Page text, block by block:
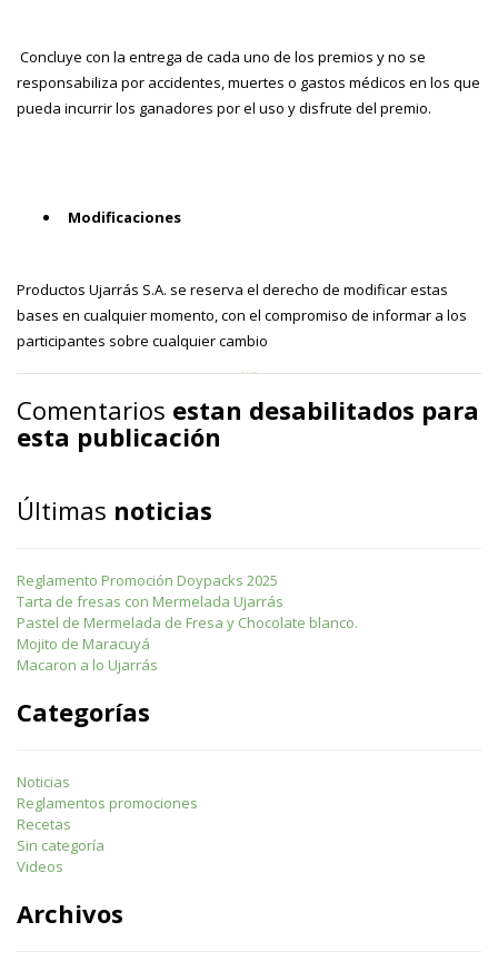
Concluye con la entrega de cada uno de los premios y no se
responsabiliza por accidentes, muertes o gastos médicos en los que
pueda incurrir los ganadores por el uso y disfrute del premio.
Modificaciones
Productos Ujarrás S.A. se reserva el derecho de modificar estas
bases en cualquier momento, con el compromiso de informar a los
participantes sobre cualquier cambio
Comentarios estan desabilitados para
esta publicación
Últimas noticias
Reglamento Promoción Doypacks 2025
Tarta de fresas con Mermelada Ujarrás
Pastel de Mermelada de Fresa y Chocolate blanco.
Mojito de Maracuyá
Macaron a lo Ujarrás
Categorías
Noticias
Reglamentos promociones
Recetas
Sin categoría
Videos
Archivos